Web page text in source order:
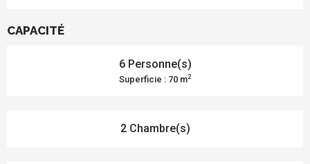
CAPACITÉ
6 Personne(s)
Superficie : 70 m2
2 Chambre(s)